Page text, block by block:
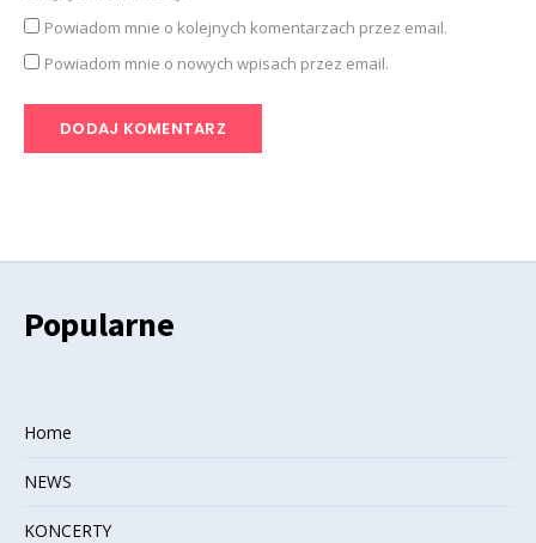
Powiadom mnie o kolejnych komentarzach przez email.
Powiadom mnie o nowych wpisach przez email.
Popularne
Home
NEWS
KONCERTY